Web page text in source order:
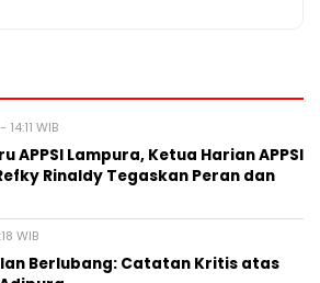
WIB
APPSI Lampura, Ketua Harian APPSI
Rinaldy Tegaskan Peran dan
WIB
Berlubang: Catatan Kritis atas